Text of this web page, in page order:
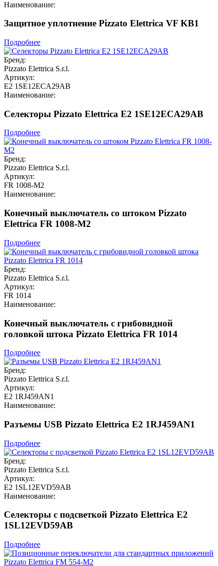
Наименование:
Защитное уплотнение Pizzato Elettrica VF KB1
Подробнее
Бренд:
Pizzato Elettrica S.r.l.
Артикул:
E2 1SE12ECA29AB
Наименование:
Селекторы Pizzato Elettrica E2 1SE12ECA29AB
Подробнее
Бренд:
Pizzato Elettrica S.r.l.
Артикул:
FR 1008-M2
Наименование:
Конечный выключатель со штоком Pizzato
Elettrica FR 1008-M2
Подробнее
Бренд:
Pizzato Elettrica S.r.l.
Артикул:
FR 1014
Наименование:
Конечный выключатель с грибовидной
головкой штока Pizzato Elettrica FR 1014
Подробнее
Бренд:
Pizzato Elettrica S.r.l.
Артикул:
E2 1RJ459AN1
Наименование:
Разъемы USB Pizzato Elettrica E2 1RJ459AN1
Подробнее
Бренд:
Pizzato Elettrica S.r.l.
Артикул:
E2 1SL12EVD59AB
Наименование:
Селекторы с подсветкой Pizzato Elettrica E2
1SL12EVD59AB
Подробнее